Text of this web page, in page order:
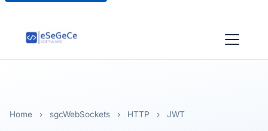
Home › sgcWebSockets › HTTP › JWT